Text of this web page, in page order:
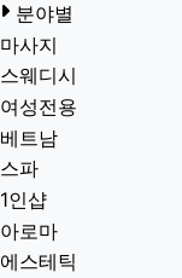
분야별
마사지
스웨디시
여성전용
베트남
스파
1인샵
아로마
에스테틱